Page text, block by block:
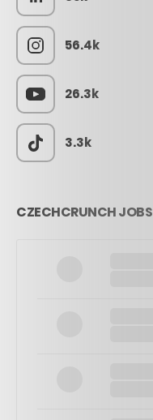
56.4k
26.3k
3.3k
CZECHCRUNCH JOBS